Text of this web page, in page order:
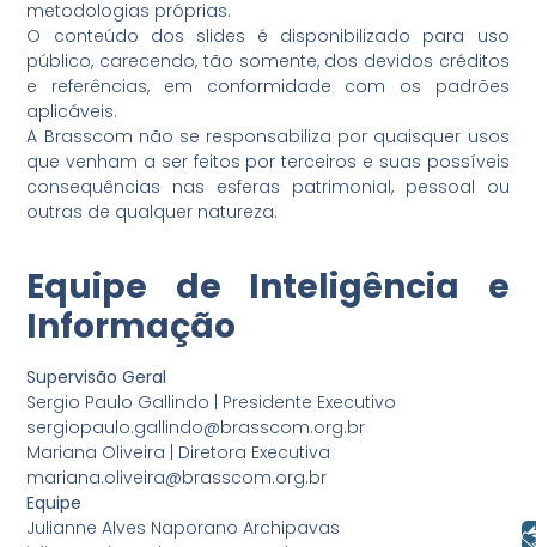
metodologias próprias.
O conteúdo dos slides é disponibilizado para uso
público, carecendo, tão somente, dos devidos créditos
e referências, em conformidade com os padrões
aplicáveis.
A Brasscom não se responsabiliza por quaisquer usos
que venham a ser feitos por terceiros e suas possíveis
consequências nas esferas patrimonial, pessoal ou
outras de qualquer natureza.
Equipe de Inteligência e
Informação
Supervisão Geral
Sergio Paulo Gallindo | Presidente Executivo
sergiopaulo.gallindo@brasscom.org.br
Mariana Oliveira | Diretora Executiva
mariana.oliveira@brasscom.org.br
Equipe
Julianne Alves Naporano Archipavas